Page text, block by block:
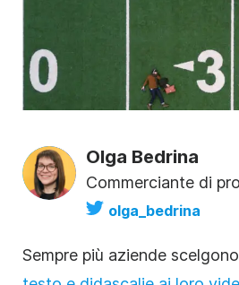
Olga Bedrina
Commerciante di
olga_bedrina
Sempre più aziende